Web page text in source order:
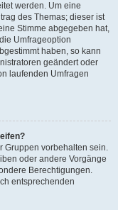
werden. Um eine
des Themas; dieser ist
Stimme abgegeben hat,
Umfrageoption
haben, so kann
geändert oder
laufenden Umfragen
Gruppen vorbehalten sein.
oder andere Vorgänge
Berechtigungen.
entsprechenden